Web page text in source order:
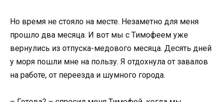
Но время не стояло на месте. Незаметно для меня
прошло два месяца. И вот мы с Тимофеем уже
вернулись из отпуска-медового месяца. Десять дней
у моря пошли мне на пользу. Я отдохнула от завалов
на работе, от переезда и шумного города.